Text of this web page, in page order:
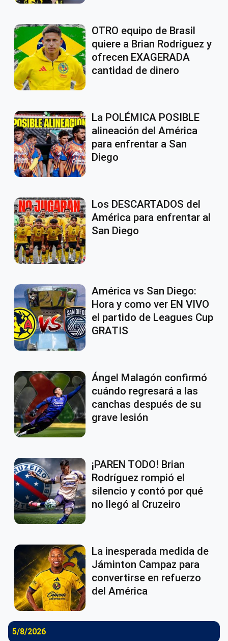
OTRO equipo de Brasil
quiere a Brian Rodríguez y
ofrecen EXAGERADA
cantidad de dinero
La POLÉMICA POSIBLE
alineación del América
para enfrentar a San
Diego
Los DESCARTADOS del
América para enfrentar al
San Diego
América vs San Diego:
Hora y como ver EN VIVO
el partido de Leagues Cup
GRATIS
Ángel Malagón confirmó
cuándo regresará a las
canchas después de su
grave lesión
¡PAREN TODO! Brian
Rodríguez rompió el
silencio y contó por qué
no llegó al Cruzeiro
La inesperada medida de
Jáminton Campaz para
convertirse en refuerzo
del América
5/8/2026